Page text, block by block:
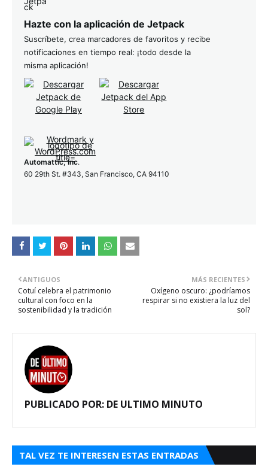
Hazte con la aplicación de Jetpack
Suscríbete, crea marcadores de favoritos y recibe
notificaciones en tiempo real: ¡todo desde la
misma aplicación!
Automattic, Inc.
60 29th St. #343, San Francisco, CA 94110
MÁS RECIENTES
Oxígeno oscuro: ¿podríamos
respirar si no existiera la luz del
sol?
ANTIGUOS
Cotuí celebra el patrimonio
cultural con foco en la
sostenibilidad y la tradición
PUBLICADO POR: DE ULTIMO MINUTO
TAL VEZ TE INTERESEN ESTAS ENTRADAS